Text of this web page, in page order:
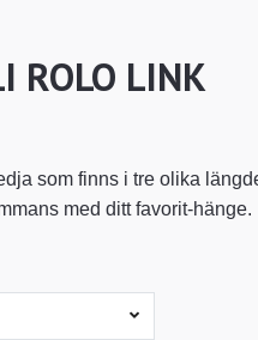
ROLO LINK
som finns i tre olika
med ditt favorit-hänge.